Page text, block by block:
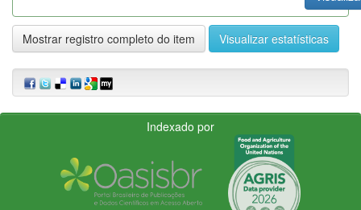
Mostrar registro completo do item Visualizar estatísticas
Indexado por